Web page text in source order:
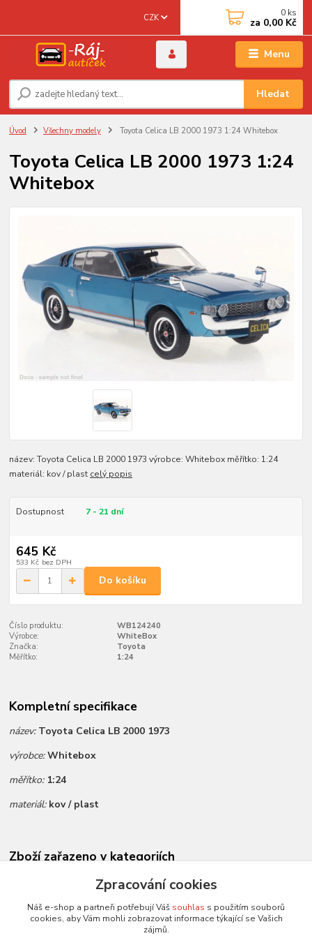
Menu
CZK
Hledat
0 ks
za 0,00 Kč
Úvod Všechny modely Toyota Celica LB 2000 1973 1:24 Whitebox
Toyota Celica LB 2000 1973 1:24
Whitebox
název: Toyota Celica LB 2000 1973 výrobce: Whitebox měřítko: 1:24
materiál: kov / plast celý popis
Dostupnost 7 - 21 dní
645 Kč
533 Kč bez DPH
Do košíku
Číslo produktu:
WB124240
Výrobce:
WhiteBox
Značka:
Toyota
Měřítko:
1:24
Kompletní specifikace
název: Toyota Celica LB 2000 1973
výrobce:Whitebox
měřítko: 1:24
materiál: kov / plast
Zboží zařazeno v kategoriích
Novinky dle data přidání
Všechny modely
Modely 1:24
Zpracování cookies
Náš e-shop a partneři potřebují Váš souhlas s použitím souborů
cookies, aby Vám mohli zobrazovat informace týkající se Vašich
zájmů.